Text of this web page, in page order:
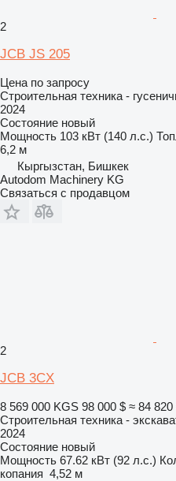
2
JCB JS 205
Цена по запросу
Строительная техника -
2024
Состояние новый
Мощность 103 кВт (140 л.с.)
6,2 м
Кыргызстан, Бишкек
Autodom Machinery KG
Связаться с продавцом
2
JCB 3CX
8 569 000 KGS 98 000 $ ≈ 84 820
Строительная техника -
2024
Состояние новый
Мощность 67.62 кВт (92 л.с.)
копания 4,52 м